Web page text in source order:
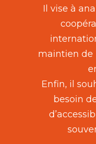
Il vise à
maintien de
Enfin, il
besoin